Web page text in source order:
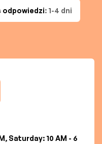
odpowiedzi: 1-4 dni
Saturday: 10 AM - 6